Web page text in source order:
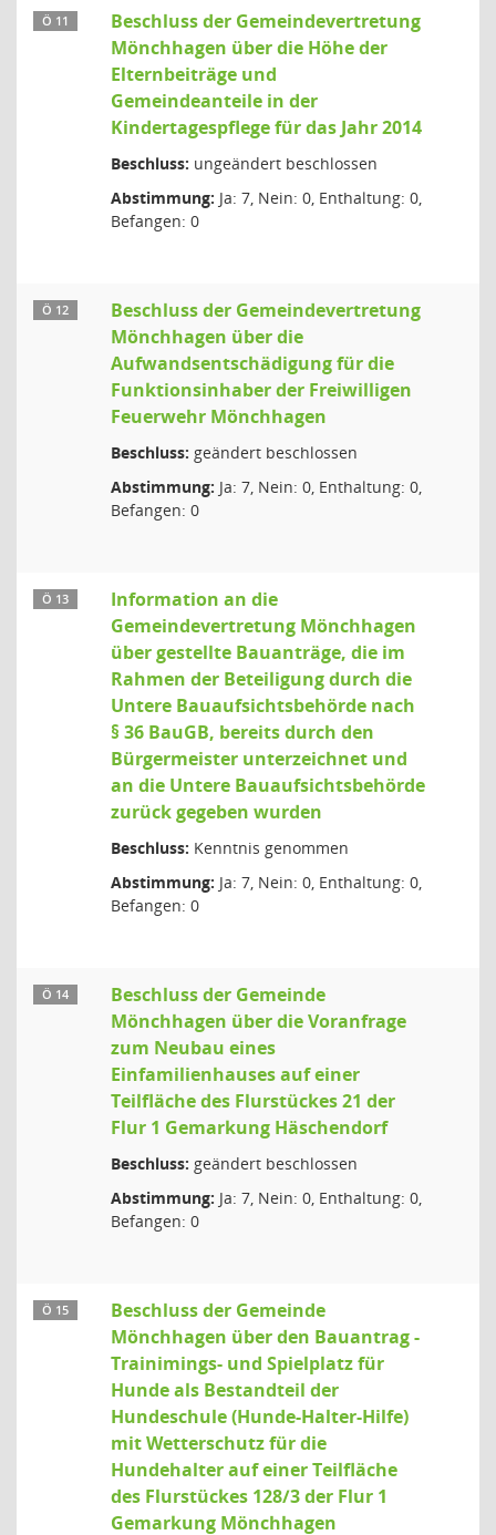
Ö 11
Beschluss der Gemeindevertretung
Mönchhagen über die Höhe der
Elternbeiträge und
Gemeindeanteile in der
Kindertagespflege für das Jahr 2014
Beschluss: ungeändert beschlossen
Abstimmung: Ja: 7, Nein: 0, Enthaltung: 0,
Befangen: 0
Ö 12
Beschluss der Gemeindevertretung
Mönchhagen über die
Aufwandsentschädigung für die
Funktionsinhaber der Freiwilligen
Feuerwehr Mönchhagen
Beschluss: geändert beschlossen
Abstimmung: Ja: 7, Nein: 0, Enthaltung: 0,
Befangen: 0
Ö 13
Information an die
Gemeindevertretung Mönchhagen
über gestellte Bauanträge, die im
Rahmen der Beteiligung durch die
Untere Bauaufsichtsbehörde nach
§ 36 BauGB, bereits durch den
Bürgermeister unterzeichnet und
an die Untere Bauaufsichtsbehörde
zurück gegeben wurden
Beschluss: Kenntnis genommen
Abstimmung: Ja: 7, Nein: 0, Enthaltung: 0,
Befangen: 0
Ö 14
Beschluss der Gemeinde
Mönchhagen über die Voranfrage
zum Neubau eines
Einfamilienhauses auf einer
Teilfläche des Flurstückes 21 der
Flur 1 Gemarkung Häschendorf
Beschluss: geändert beschlossen
Abstimmung: Ja: 7, Nein: 0, Enthaltung: 0,
Befangen: 0
Ö 15
Beschluss der Gemeinde
Mönchhagen über den Bauantrag -
Trainimings- und Spielplatz für
Hunde als Bestandteil der
Hundeschule (Hunde-Halter-Hilfe)
mit Wetterschutz für die
Hundehalter auf einer Teilfläche
des Flurstückes 128/3 der Flur 1
Gemarkung Mönchhagen